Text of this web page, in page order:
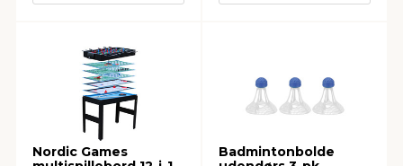
Nordic Games
Badmintonbolde